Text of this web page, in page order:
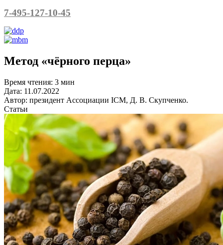
7-495-127-10-45
Метод «чёрного перца»
Время чтения: 3 мин
Дата: 11.07.2022
Автор: президент Ассоциации ICM, Д. В. Скупченко.
Статьи